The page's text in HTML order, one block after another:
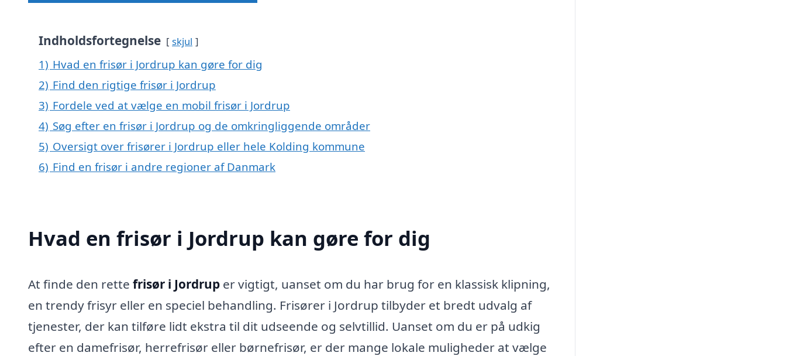
Indholdsfortegnelse skjul
1) Hvad en frisør i Jordrup kan gøre for dig
2) Find den rigtige frisør i Jordrup
3) Fordele ved at vælge en mobil frisør i Jordrup
4) Søg efter en frisør i Jordrup og de omkringliggende områder
5) Oversigt over frisører i Jordrup eller hele Kolding kommune
6) Find en frisør i andre regioner af Danmark
Hvad en frisør i Jordrup kan gøre for dig
At finde den rette frisør i Jordrup er vigtigt, uanset om du har brug for en klassisk klipning,
en trendy frisyr eller en speciel behandling. Frisører i Jordrup tilbyder et bredt udvalg af
tjenester, der kan tilføre lidt ekstra til dit udseende og selvtillid. Uanset om du er på udkig
efter en damefrisør, herrefrisør eller børnefrisør, er der mange lokale muligheder at vælge